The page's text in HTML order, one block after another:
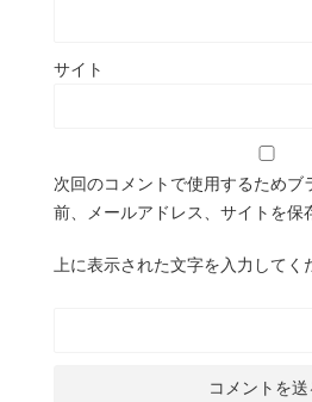
サイト
次回のコメントで使用するためブ
前、メールアドレス、サイトを保
上に表示された文字を入力してく